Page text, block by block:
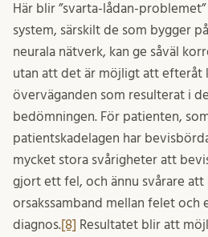
Här blir ”svarta-lådan-
system, särskilt de som bygger
neurala nätverk, kan ge såväl
utan att det är möjligt att efteråt
överväganden som resulterat i
bedömningen. För patienten,
patientskadelagen har
mycket stora svårigheter att
gjort ett fel, och ännu svårare
orsakssamband mellan felet och
diagnos.[8] Resultatet blir att